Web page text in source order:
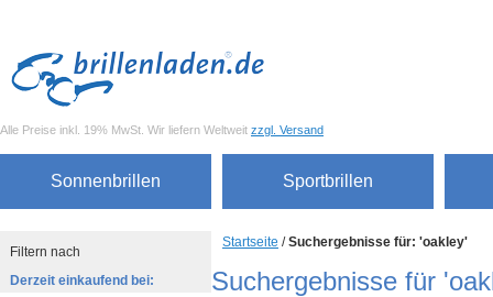
Alle Preise inkl. 19% MwSt. Wir liefern Weltweit zzgl. Versand
Sonnenbrillen Sportbrillen
Startseite /Suchergebnisse für: 'oakley'
Suchergebnisse für
Filtern nach
Derzeit einkaufend bei: